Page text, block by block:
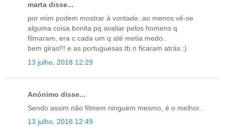
marta disse...
por mim podem mostrar à vontade..ao menos vê-se
alguma coisa bonita pq avaliar pelos homens q
filmaram, era c cada um q até metia medo..
bem giras!!! e as portuguesas tb n ficaram atrás :)
13 julho, 2018 12:29
Anónimo disse...
Sendo assim não filmem ninguém mesmo, é o melhor...
13 julho, 2018 12:49